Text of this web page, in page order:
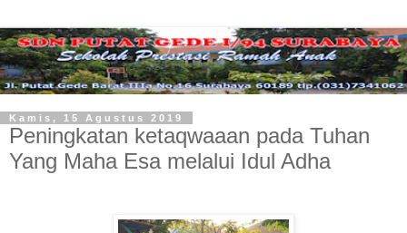
Kamis, 15 Agustus 2019
Peningkatan ketaqwaaan pada Tuhan
Yang Maha Esa melalui Idul Adha